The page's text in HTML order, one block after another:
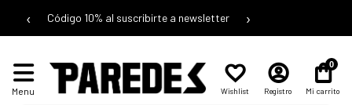
‹ Código 10% al suscribirte a newsletter ›
Menu Wishlist Registro
0
Mi carrito